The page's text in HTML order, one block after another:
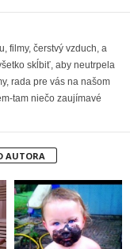
filmy, čerstvý vzduch, a
skĺbiť, aby neutrpela
rada pre vás na našom
tam niečo zaujímavé
AUTORA